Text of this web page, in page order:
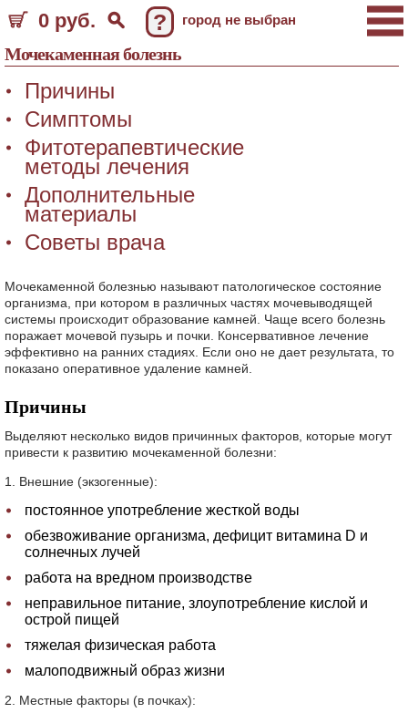
0 руб. ? город не выбран
Мочекаменная болезнь
Причины
Симптомы
Фитотерапевтические
методы лечения
Дополнительные
материалы
Советы врача
Мочекаменной болезнью называют патологическое состояние
организма, при котором в различных частях мочевыводящей
системы происходит образование камней. Чаще всего болезнь
поражает мочевой пузырь и почки. Консервативное лечение
эффективно на ранних стадиях. Если оно не дает результата, то
показано оперативное удаление камней.
Причины
Выделяют несколько видов причинных факторов, которые могут
привести к развитию мочекаменной болезни:
1. Внешние (экзогенные):
постоянное употребление жесткой воды
обезвоживание организма, дефицит витамина D и
солнечных лучей
работа на вредном производстве
неправильное питание, злоупотребление кислой и
острой пищей
тяжелая физическая работа
малоподвижный образ жизни
2. Местные факторы (в почках):